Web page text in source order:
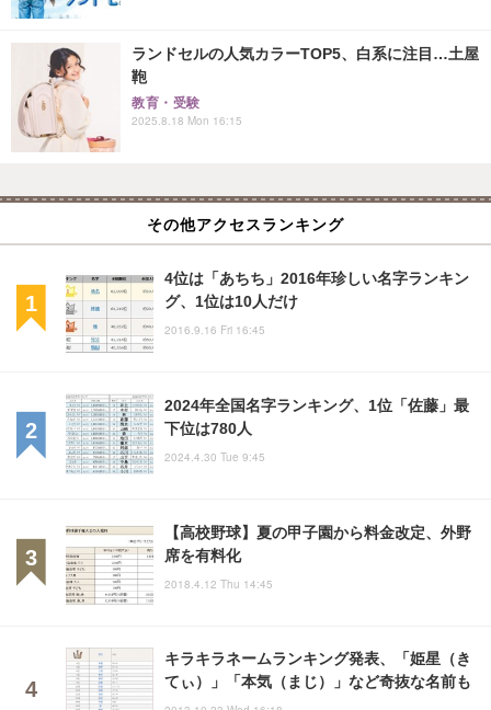
ランドセルの人気カラーTOP5、白系に注目…土屋
鞄
教育・受験
2025.8.18 Mon 16:15
その他アクセスランキング
4位は「あちち」2016年珍しい名字ランキン
グ、1位は10人だけ
2016.9.16 Fri 16:45
2024年全国名字ランキング、1位「佐藤」最
下位は780人
2024.4.30 Tue 9:45
【高校野球】夏の甲子園から料金改定、外野
席を有料化
2018.4.12 Thu 14:45
キラキラネームランキング発表、「姫星（き
てぃ）」「本気（まじ）」など奇抜な名前も